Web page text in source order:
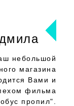
небольшой
магазина
Вами и
фильма
пропил".